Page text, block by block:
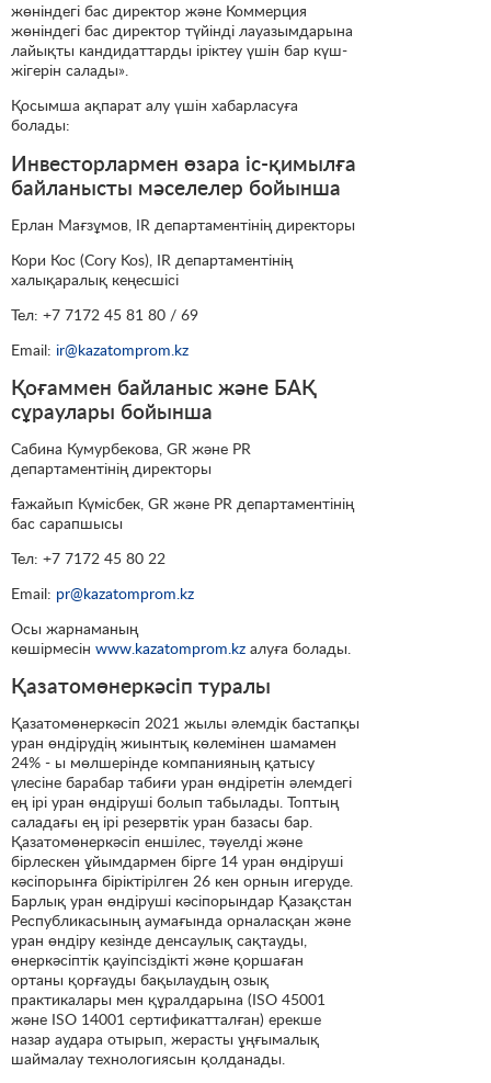
жөніндегі бас директор және Коммерция
жөніндегі бас директор түйінді лауазымдарына
лайықты кандидаттарды іріктеу үшін бар күш-
жігерін салады».
Қосымша ақпарат алу үшін хабарласуға
болады:
Инвесторлармен өзара іс-қимылға
байланысты мәселелер бойынша
Ерлан Мағзұмов, IR департаментінің директоры
Кори Кос (Cory Kos), IR департаментінің
халықаралық кеңесшісі
Тел: +7 7172 45 81 80 / 69
Email: ir@kazatomprom.kz
Қоғаммен байланыс және БАҚ
сұраулары бойынша
Сабина Кумурбекова, GR және PR
департаментінің директоры
Ғажайып Күмісбек, GR және PR департаментінің
бас сарапшысы
Тел: +7 7172 45 80 22
Email: pr@kazatomprom.kz
Осы жарнаманың
көшірмесін www.kazatomprom.kz алуға болады.
Қазатомөнеркәсіп туралы
Қазатомөнеркәсіп 2021 жылы әлемдік бастапқы
уран өндірудің жиынтық көлемінен шамамен
24% - ы мөлшерінде компанияның қатысу
үлесіне барабар табиғи уран өндіретін әлемдегі
ең ірі уран өндіруші болып табылады. Топтың
саладағы ең ірі резервтік уран базасы бар.
Қазатомөнеркәсіп еншілес, тәуелді және
бірлескен ұйымдармен бірге 14 уран өндіруші
кәсіпорынға біріктірілген 26 кен орнын игеруде.
Барлық уран өндіруші кәсіпорындар Қазақстан
Республикасының аумағында орналасқан және
уран өндіру кезінде денсаулық сақтауды,
өнеркәсіптік қауіпсіздікті және қоршаған
ортаны қорғауды бақылаудың озық
практикалары мен құралдарына (ISO 45001
және ISO 14001 сертификатталған) ерекше
назар аудара отырып, жерасты ұңғымалық
шаймалау технологиясын қолданады.